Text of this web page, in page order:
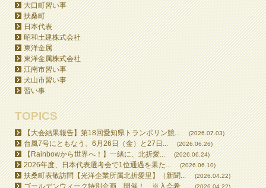
大口町習い事
扶桑町
日本代表
昭和土建株式会社
東洋金属
東洋金属株式会社
江南市習い事
犬山市習い事
習い事
TOPICS
【大会結果報告】第18回愛知県トランポリン競... (2026.07.03)
台風7号にともなう、6月26日（金）と27日... (2026.06.26)
【Rainbowから世界へ！】一緒に、北折愛... (2026.06.24)
2026年度、日本代表選考会で1位通過を果た... (2026.06.10)
扶桑町表敬訪問【光洋企業所属北折愛里】（新聞... (2026.04.22)
ゴールデンウィーク特別企画、開催！ ※入会希... (2026.04.22)